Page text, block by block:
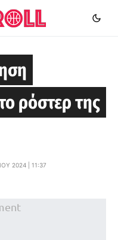
ρόστερ της
2024 | 11:37